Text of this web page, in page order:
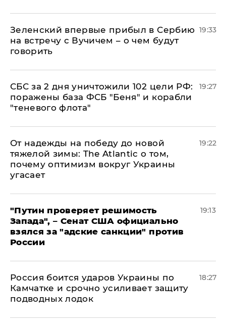
Зеленский впервые прибыл в Сербию
на встречу с Вучичем – о чем будут
говорить
19:33
СБС за 2 дня уничтожили 102 цели РФ:
поражены база ФСБ "Беня" и корабли
"теневого флота"
19:27
От надежды на победу до новой
тяжелой зимы: The Atlantic о том,
почему оптимизм вокруг Украины
угасает
19:22
"Путин проверяет решимость
Запада", – Сенат США официально
взялся за "адские санкции" против
России
19:13
Россия боится ударов Украины по
Камчатке и срочно усиливает защиту
подводных лодок
18:27